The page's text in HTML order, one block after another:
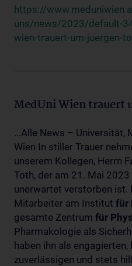
https://
uns/news/2023/default-
wien-trauert-um-juergen-
MedUni Wien trauert
...Alle News – Universität,
Wien In stiller Trauer
unserem Kollegen, Herrn
Toth, der am 21. Mai
unerwartet verstorben ist.
Mitarbeiter am Institut für
gesamte Zentrum für
Pharmakologie als
haben ihn als engagierten,
zuverlässigen und stets